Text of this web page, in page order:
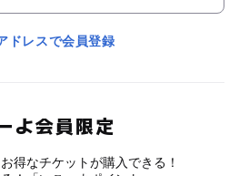
ドレスで会員登録
よ会員限定